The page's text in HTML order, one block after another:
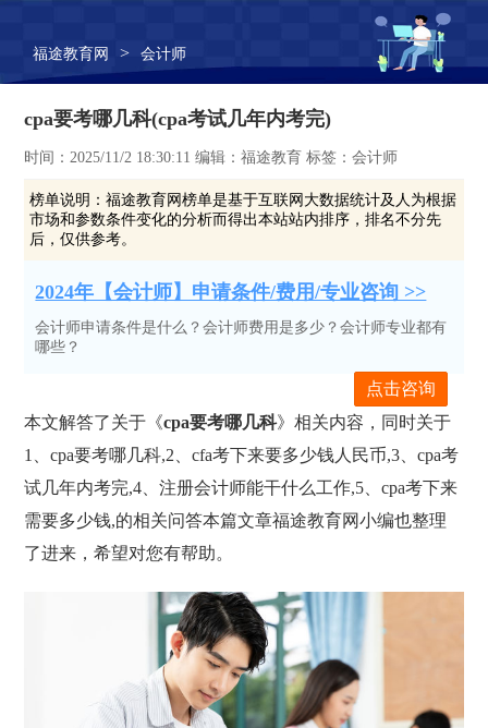
福途教育网 > 会计师
cpa要考哪几科(cpa考试几年内考完)
时间：2025/11/2 18:30:11 编辑：福途教育 标签：会计师
榜单说明：福途教育网榜单是基于互联网大数据统计及人为根据
市场和参数条件变化的分析而得出本站站内排序，排名不分先
后，仅供参考。
2024年【会计师】申请条件/费用/专业咨询 >>
会计师申请条件是什么？会计师费用是多少？会计师专业都有
哪些？
点击咨询
本文解答了关于《cpa要考哪几科》相关内容，同时关于
1、cpa要考哪几科,2、cfa考下来要多少钱人民币,3、cpa考
试几年内考完,4、注册会计师能干什么工作,5、cpa考下来
需要多少钱,的相关问答本篇文章福途教育网小编也整理
了进来，希望对您有帮助。